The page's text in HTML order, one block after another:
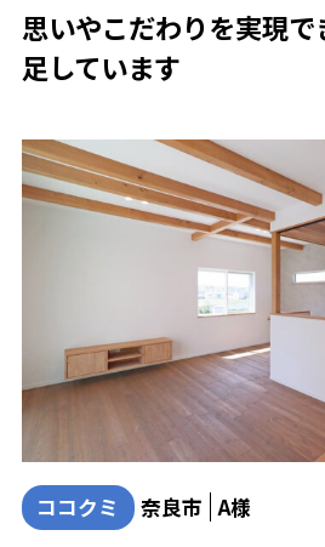
思いやこだわりを実現で
足しています
ココクミ 奈良市 A様